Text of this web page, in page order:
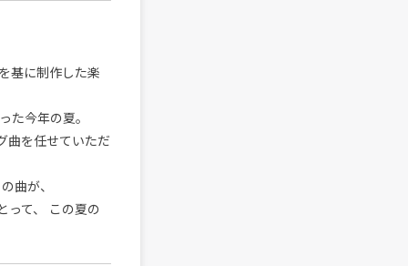
基に制作した楽
た今年の夏。
曲を任せていただ
曲が、
って、 この夏の